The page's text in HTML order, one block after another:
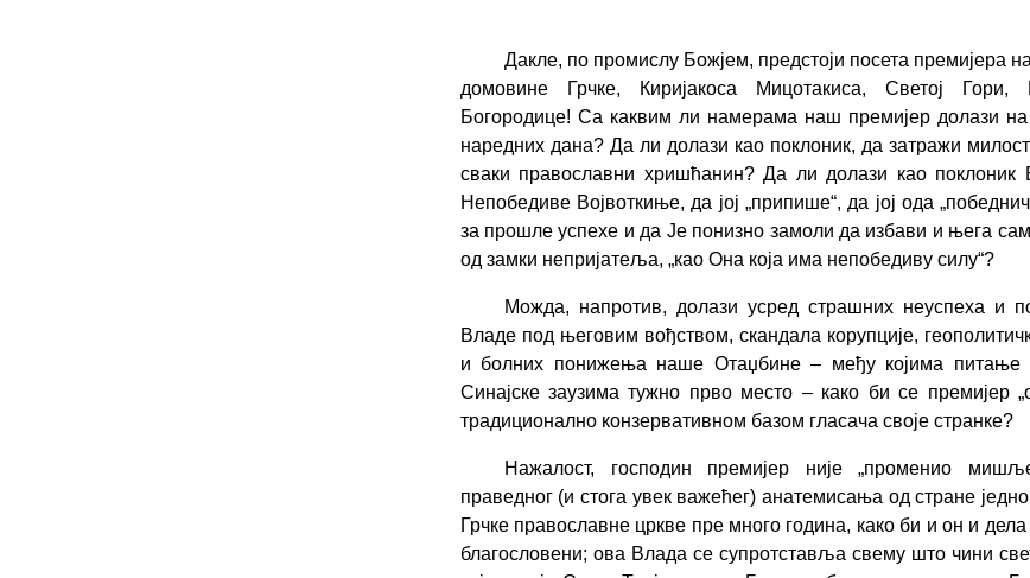
Дакле, по промислу Божјем, предстоји посета премијера
домовине Грчке, Киријакоса Мицотакиса, Светој
Богородице! Са каквим ли намерама наш премијер долази
наредних дана? Да ли долази као поклоник, да затражи
сваки православни хришћанин? Да ли долази као поклоник
Непобедиве Војвоткиње, да јој „припише“, да јој ода
за прошле успехе и да Је понизно замоли да избави и њега
од замки непријатеља, „као Она која има непобедиву силу“?
Можда, напротив, долази усред страшних неуспеха и
Владе под његовим вођством, скандала корупције,
и болних понижења наше Отаџбине – међу којима питање
Синајске заузима тужно прво место – како би се премијер
традиционално конзервативном базом гласача своје странке?
Нажалост, господин премијер није „променио
праведног (и стога увек важећег) анатемисања од стране
Грчке православне цркве пре много година, како би и он и
благословени; ова Влада се супротставља свему што чини